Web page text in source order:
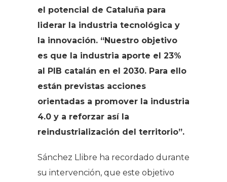
el potencial de Cataluña para
liderar la industria tecnológica y
la innovación. “Nuestro objetivo
es que la industria aporte el 23%
al PIB catalán en el 2030. Para ello
están previstas acciones
orientadas a promover la industria
4.0 y a reforzar así la
reindustrialización del territorio”.
Sánchez Llibre ha recordado durante
su intervención, que este objetivo